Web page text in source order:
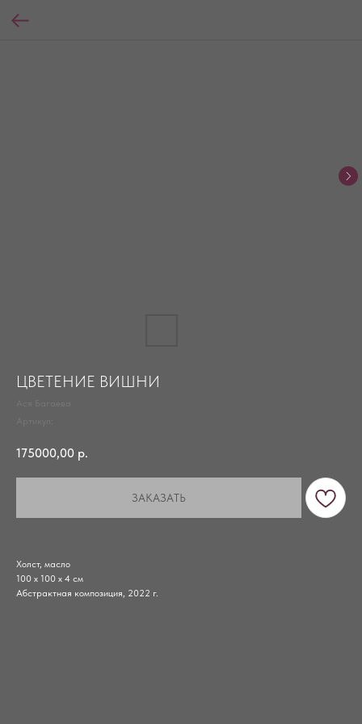
ЦВЕТЕНИЕ ВИШНИ
175000,00 р.
ЗАКАЗАТЬ
Холст, масло
100 х 100 х 4 см
Абстрактная композиция, 2022 г.